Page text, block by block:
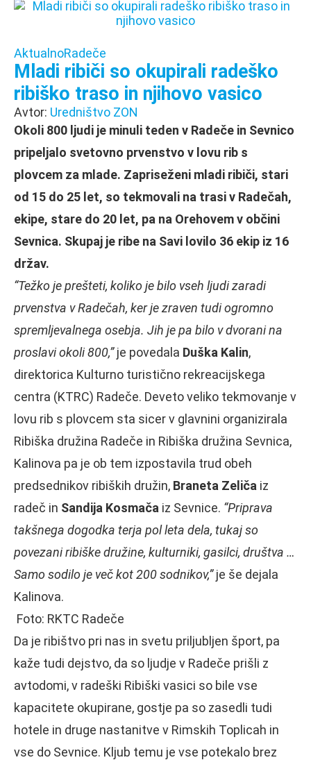
AktualnoRadeče
Mladi ribiči so okupirali radeško
ribiško traso in njihovo vasico
Avtor: Uredništvo ZON
Okoli 800 ljudi je minuli teden v Radeče in Sevnico
pripeljalo svetovno prvenstvo v lovu rib s
plovcem za mlade. Zapriseženi mladi ribiči, stari
od 15 do 25 let, so tekmovali na trasi v Radečah,
ekipe, stare do 20 let, pa na Orehovem v občini
Sevnica. Skupaj je ribe na Savi lovilo 36 ekip iz 16
držav.
“Težko je prešteti, koliko je bilo vseh ljudi zaradi
prvenstva v Radečah, ker je zraven tudi ogromno
spremljevalnega osebja. Jih je pa bilo v dvorani na
proslavi okoli 800,”je povedala Duška Kalin,
direktorica Kulturno turistično rekreacijskega
centra (KTRC) Radeče. Deveto veliko tekmovanje v
lovu rib s plovcem sta sicer v glavnini organizirala
Ribiška družina Radeče in Ribiška družina Sevnica,
Kalinova pa je ob tem izpostavila trud obeh
predsednikov ribiških družin, Braneta Zeliča iz
radeč in Sandija Kosmača iz Sevnice. “Priprava
takšnega dogodka terja pol leta dela, tukaj so
povezani ribiške družine, kulturniki, gasilci, društva …
Samo sodilo je več kot 200 sodnikov,”je še dejala
Kalinova.
Foto: RKTC Radeče
Da je ribištvo pri nas in svetu priljubljen šport, pa
kaže tudi dejstvo, da so ljudje v Radeče prišli z
avtodomi, v radeški Ribiški vasici so bile vse
kapacitete okupirane, gostje pa so zasedli tudi
hotele in druge nastanitve v Rimskih Toplicah in
vse do Sevnice. Kljub temu je vse potekalo brez